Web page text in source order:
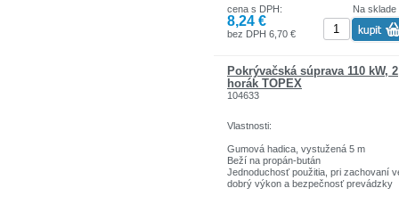
Na sklade
cena s DPH:
8,24 €
bez DPH 6,70 €
Pokrývačská súprava 110 kW, 2
horák TOPEX
104633
Vlastnosti:
Gumová hadica, vystužená 5 m
Beží na propán-bután
Jednoduchosť použitia, pri zachovaní
dobrý výkon a bezpečnosť prevádzky